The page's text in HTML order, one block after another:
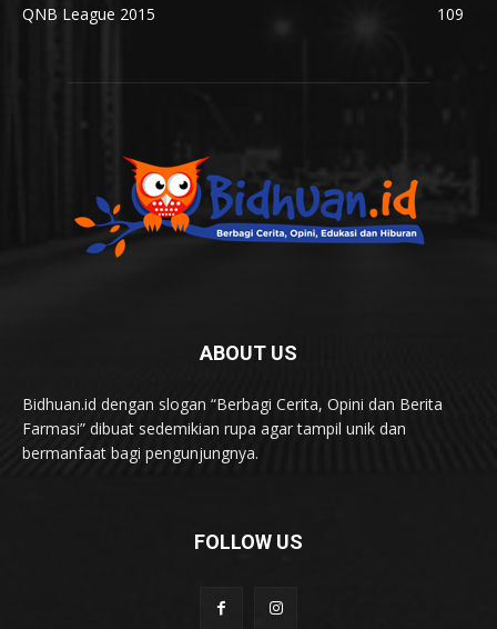
QNB League 2015
109
ABOUT US
Bidhuan.id dengan slogan “Berbagi Cerita, Opini dan Berita
Farmasi” dibuat sedemikian rupa agar tampil unik dan
bermanfaat bagi pengunjungnya.
FOLLOW US